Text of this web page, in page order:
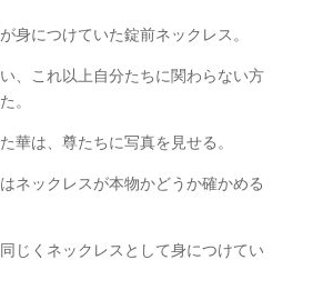
身につけていた錠前ネックレス。
、これ以上自分たちに関わらない方
。
華は、尊たちに写真を見せる。
ネックレスが本物かどうか確かめる
じくネックレスとして身につけてい